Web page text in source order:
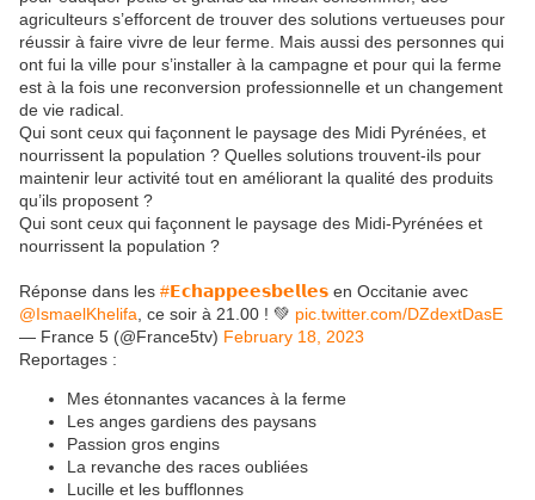
agriculteurs s’efforcent de trouver des solutions vertueuses pour
réussir à faire vivre de leur ferme. Mais aussi des personnes qui
ont fui la ville pour s’installer à la campagne et pour qui la ferme
est à la fois une reconversion professionnelle et un changement
de vie radical.
Qui sont ceux qui façonnent le paysage des Midi Pyrénées, et
nourrissent la population ? Quelles solutions trouvent-ils pour
maintenir leur activité tout en améliorant la qualité des produits
qu’ils proposent ?
Qui sont ceux qui façonnent le paysage des Midi-Pyrénées et
nourrissent la population ?
Réponse dans les #𝗘𝗰𝗵𝗮𝗽𝗽𝗲𝗲𝘀𝗯𝗲𝗹𝗹𝗲𝘀 en Occitanie avec
@IsmaelKhelifa , ce soir à 21.00 ! 💚 pic.twitter.com/DZdextDasE
— France 5 (@France5tv) February 18, 2023
Reportages :
Mes étonnantes vacances à la ferme
Les anges gardiens des paysans
Passion gros engins
La revanche des races oubliées
Lucille et les bufflonnes